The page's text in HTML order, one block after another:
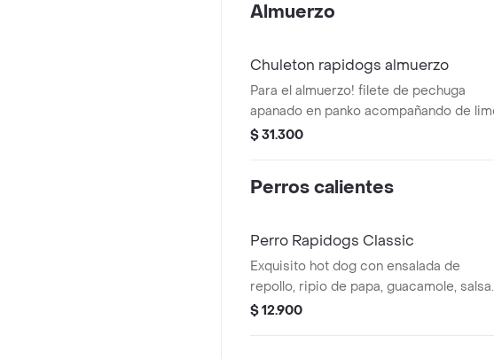
Almuerzo
Chuleton rapidogs almuerzo
Para el almuerzo! filete de pechuga
apanado en panko acompañando de
y miel, las inconfundibles papas fritas
tomates cherrys cortados en mitades
$ 31.300
Perros calientes
Perro Rapidogs Classic
Exquisito hot dog con ensalada de
repollo, ripio de papa, guacamole, salsa
de tomate, mayonesa, mostaza y piña.
$ 12.900